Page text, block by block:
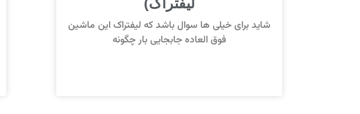
لیفتراک)
شاید برای خیلی ها سوال باشد که لیفتراک این ماشین
فوق العاده جابجایی بار چگونه